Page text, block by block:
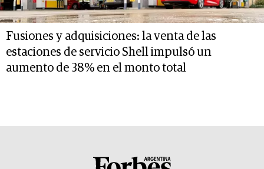
Fusiones y adquisiciones: la venta de las
estaciones de servicio Shell impulsó un
aumento de 38% en el monto total